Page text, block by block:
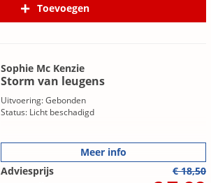
Toevoegen
Sophie Mc Kenzie
Storm van leugens
Uitvoering: Gebonden
Status: Licht beschadigd
Meer info
Adviesprijs
€ 18,50